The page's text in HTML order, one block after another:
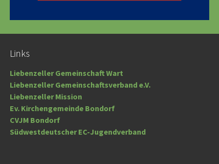
Links
Liebenzeller Gemeinschaft Wart
Liebenzeller Gemeinschaftsverband e.V.
Liebenzeller Mission
Ev. Kirchengemeinde Bondorf
CVJM Bondorf
Südwestdeutscher EC-Jugendverband